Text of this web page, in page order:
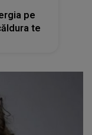
pe
te